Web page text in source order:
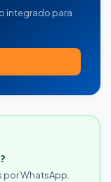
integrado para
WhatsApp.